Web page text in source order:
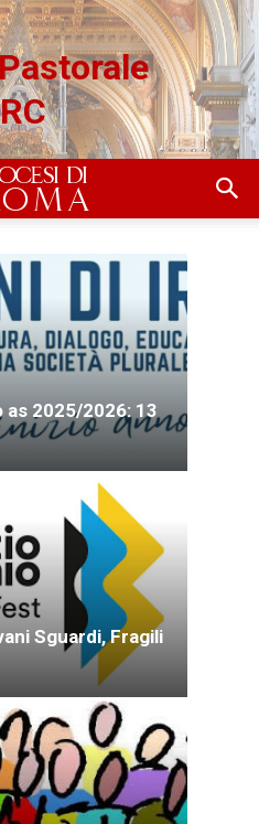
as 2025/2026: 13
Sguardi, Fragili